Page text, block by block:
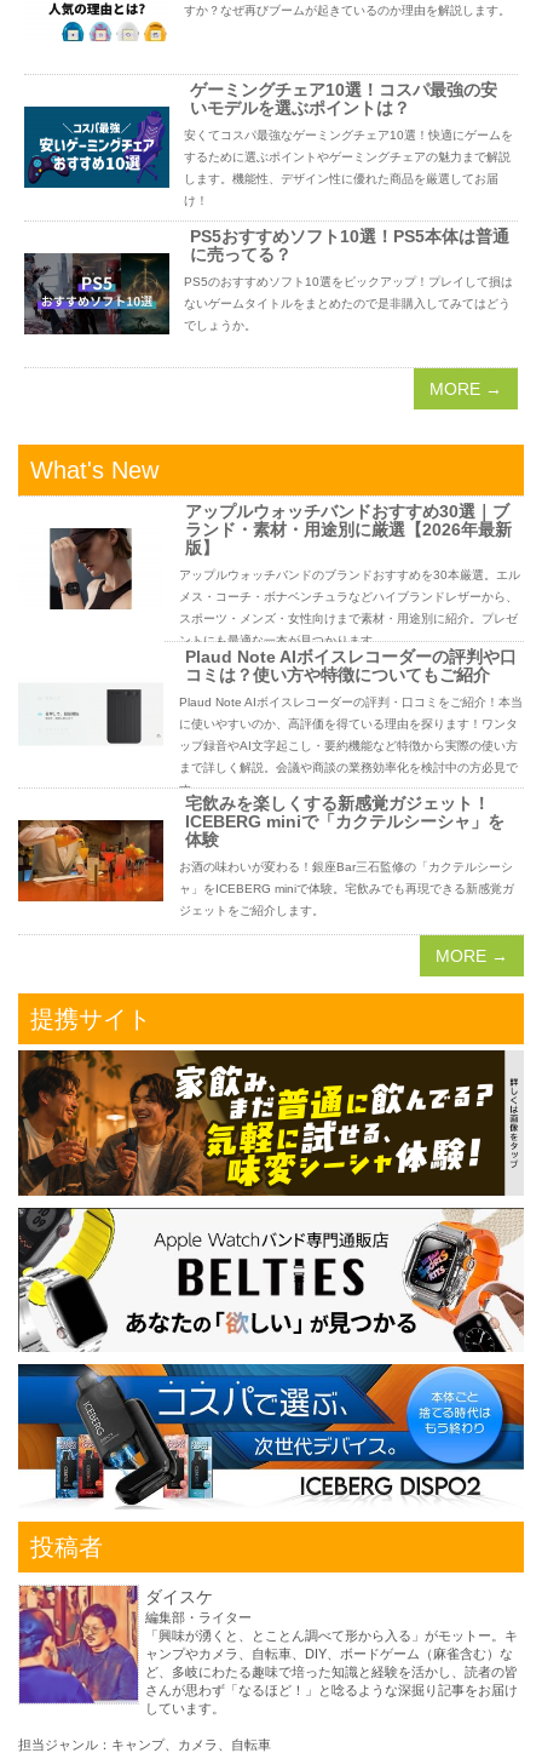
すか？なぜ再びブームが起きているのか理由を解説します。
ゲーミングチェア10選！コスパ最強の安
いモデルを選ぶポイントは？
安くてコスパ最強なゲーミングチェア10選！快適にゲームを
するために選ぶポイントやゲーミングチェアの魅力まで解説
します。機能性、デザイン性に優れた商品を厳選してお届
け！
PS5おすすめソフト10選！PS5本体は普通
に売ってる？
PS5のおすすめソフト10選をピックアップ！プレイして損は
ないゲームタイトルをまとめたので是非購入してみてはどう
でしょうか。
MORE →
What's New
アップルウォッチバンドおすすめ30選｜ブ
ランド・素材・用途別に厳選【2026年最新
版】
アップルウォッチバンドのブランドおすすめを30本厳選。エル
メス・コーチ・ボナベンチュラなどハイブランドレザーから、
スポーツ・メンズ・女性向けまで素材・用途別に紹介。プレゼ
ントにも最適な一本が見つかります。
Plaud Note AIボイスレコーダーの評判や口
コミは？使い方や特徴についてもご紹介
Plaud Note AIボイスレコーダーの評判・口コミをご紹介！本当
に使いやすいのか、高評価を得ている理由を探ります！ワンタ
ップ録音やAI文字起こし・要約機能など特徴から実際の使い方
まで詳しく解説。会議や商談の業務効率化を検討中の方必見で
す。
宅飲みを楽しくする新感覚ガジェット！
ICEBERG miniで「カクテルシーシャ」を
体験
お酒の味わいが変わる！銀座Bar三石監修の「カクテルシーシ
ャ」をICEBERG miniで体験。宅飲みでも再現できる新感覚ガ
ジェットをご紹介します。
MORE →
提携サイト
投稿者
ダイスケ
編集部・ライター
「興味が湧くと、とことん調べて形から入る」がモットー。キ
ャンプやカメラ、自転車、DIY、ボードゲーム（麻雀含む）な
ど、多岐にわたる趣味で培った知識と経験を活かし、読者の皆
さんが思わず「なるほど！」と唸るような深掘り記事をお届け
しています。
担当ジャンル：キャンプ、カメラ、自転車